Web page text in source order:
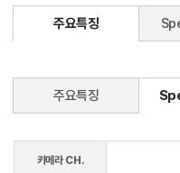
주요특징
주요특징
카메라 CH.